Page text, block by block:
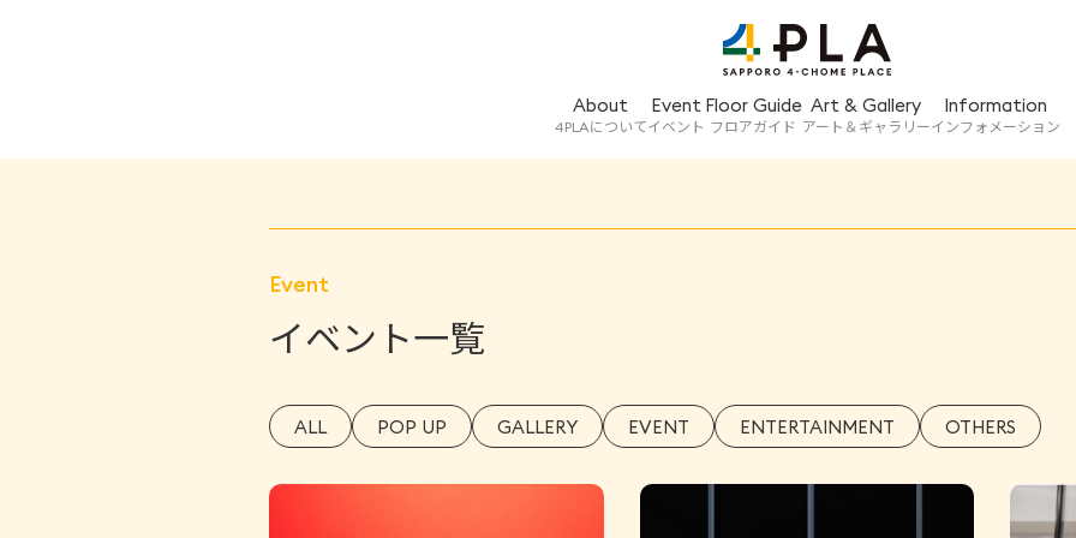
About
4PLAについて
Event
イベント
Floor Guide
フロアガイド
Art & Gallery
アート＆ギャラリー
Information
インフォメーション
Event
イベント一覧
ALL POP UP GALLERY EVENT ENTERTAINMENT OTHERS